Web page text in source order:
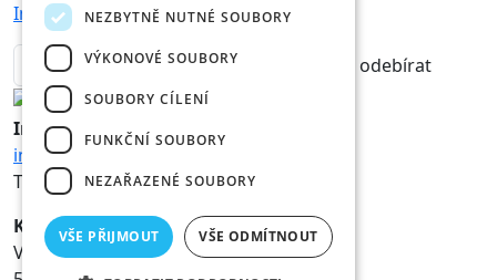
Informace o zpracování osobních údajů
odebírat
Informace
info@hk800.cz
T:
+420 734 561 247
Kancelář oslav
Velké náměstí 1/3
NEZBYTNĚ NUTNÉ SOUBORY
VÝKONOVÉ SOUBORY
SOUBORY CÍLENÍ
FUNKČNÍ SOUBORY
NEZAŘAZENÉ SOUBORY
VŠE PŘIJMOUT VŠE ODMÍTNOUT